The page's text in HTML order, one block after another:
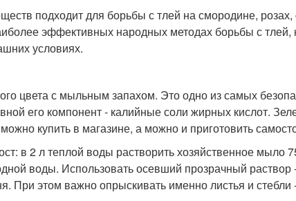
подходит для борьбы с тлей на смородине,
эффективных народных методах борьбы с тлей,
условиях.
цвета с мыльным запахом. Это одно из самых
его компонент - калийные соли жирных кислот.
купить в магазине, а можно и приготовить
в 2 л теплой воды растворить хозяйственное мыло
воды. Использовать осевший прозрачный
При этом важно опрыскивать именно листья и